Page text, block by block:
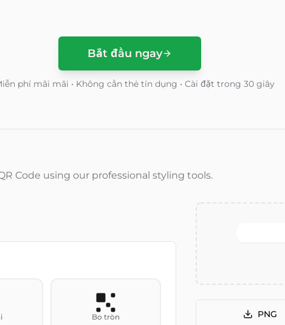
Bắt đầu ngay
phí mãi mãi • Không cần thẻ tín dụng • Cài đặt trong 30 giây
Code using our professional styling tools.
Bo tròn PNG